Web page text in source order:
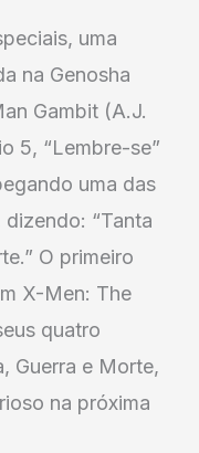
uma
na Genosha
Gambit (A.J.
5, “Lembre-se”
uma das
“Tanta
O primeiro
X-Men: The
quatro
Guerra e Morte,
na próxima